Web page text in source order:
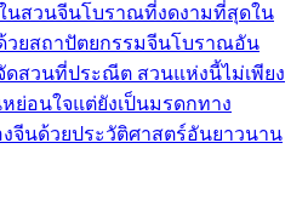
นสวนจีนโบราณที่งดงามที่สุดใน
ด้วยสถาปัตยกรรมจีนโบราณอัน
ดสวนที่ประณีต สวนแห่งนี้ไม่เพียง
ย่อนใจแต่ยังเป็นมรดกทาง
นด้วยประวัติศาสตร์อันยาวนาน